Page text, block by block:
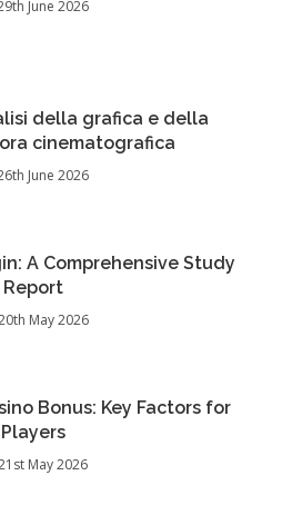
June 2026
della grafica e della
cinematografica
June 2026
A Comprehensive Study
Report
May 2026
Bonus: Key Factors for
Players
May 2026